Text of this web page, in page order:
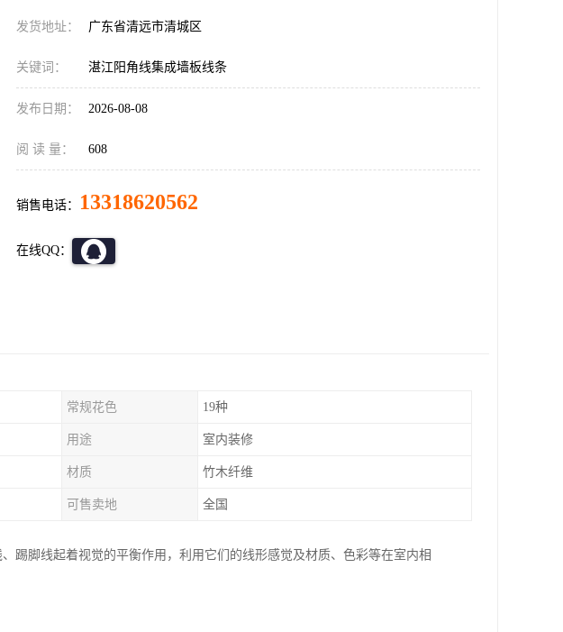
发货地址： 广东省清远市清城区
关键词： 湛江阳角线集成墙板线条
发布日期： 2026-08-08
阅 读 量： 608
销售电话： 13318620562
在线QQ：
常规花色 19种
用途 室内装修
材质 竹木纤维
可售卖地 全国
踢脚线起着视觉的平衡作用，利用它们的线形感觉及材质、色彩等在室内相